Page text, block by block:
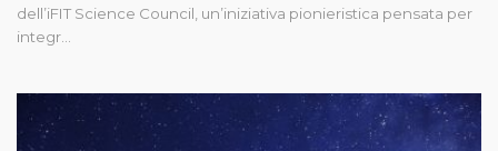
dell’iFIT Science Council, un’iniziativa pionieristica pensata per
integr...